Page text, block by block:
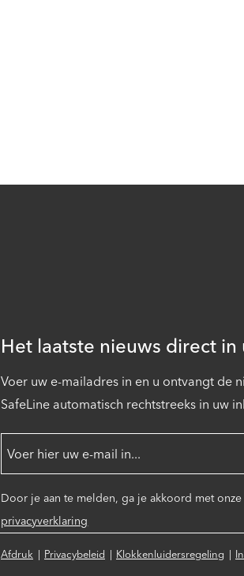
Het laatste nieuws direct in
Voer uw e-mailadres in en u ontvangt de
SafeLine automatisch rechtstreeks in uw
Door je aan te melden, ga je akkoord met
privacyverklaring
Afdruk Privacybeleid Klokkenluidersregeling